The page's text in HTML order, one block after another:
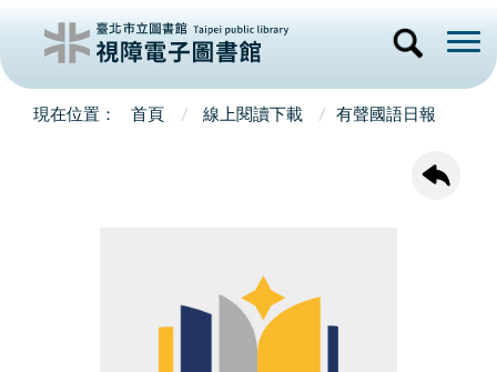
首頁 線上閱讀下載 有聲國語日報